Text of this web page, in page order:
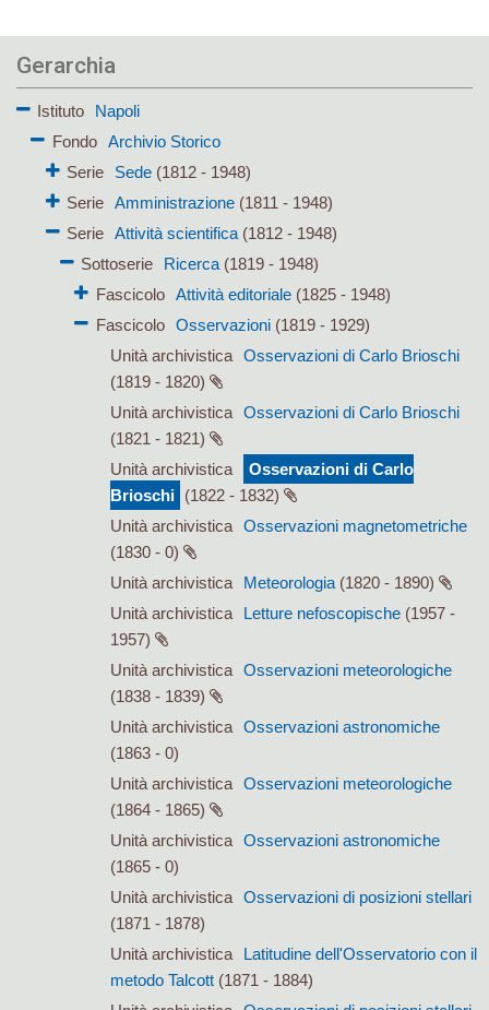
Gerarchia
Istituto
Napoli
Fondo
Archivio Storico
Serie
Sede(1812 - 1948)
Serie Amministrazione(1811 - 1948)
Serie Attività scientifica(1812 - 1948)
Sottoserie
Ricerca (1819 - 1948)
Fascicolo
Attività editoriale(1825 - 1948)
Fascicolo
Osservazioni(1819 - 1929)
Unità archivistica Osservazioni di Carlo Brioschi
(1819 - 1820)
Unità archivistica Osservazioni di Carlo Brioschi
(1821 - 1821)
Unità archivistica
Osservazioni di Carlo
Brioschi (1822 - 1832)
Unità archivistica Osservazioni magnetometriche
(1830 - 0)
Unità archivistica
Meteorologia(1820 - 1890)
Unità archivistica
Letture nefoscopische(1957 -
1957)
Unità archivistica Osservazioni meteorologiche
(1838 - 1839)
Unità archivistica Osservazioni astronomiche
(1863 - 0)
Unità archivistica Osservazioni meteorologiche
(1864 - 1865)
Unità archivistica Osservazioni astronomiche
(1865 - 0)
Unità archivistica Osservazioni di posizioni stellari
(1871 - 1878)
Unità archivistica
Latitudine dell'Osservatorio con il
metodo Talcott(1871 - 1884)